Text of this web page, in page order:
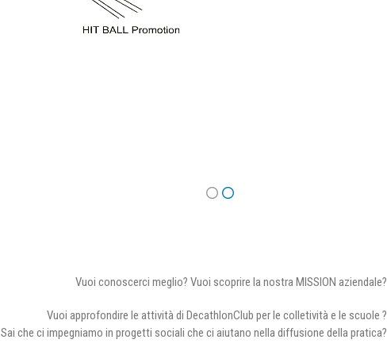
Vuoi conoscerci meglio? Vuoi scoprire la nostra MISSION aziendale?
Vuoi approfondire le attività di DecathlonClub per le colletività e le scuole ?
Sai che ci impegniamo in progetti sociali che ci aiutano nella diffusione della pratica?